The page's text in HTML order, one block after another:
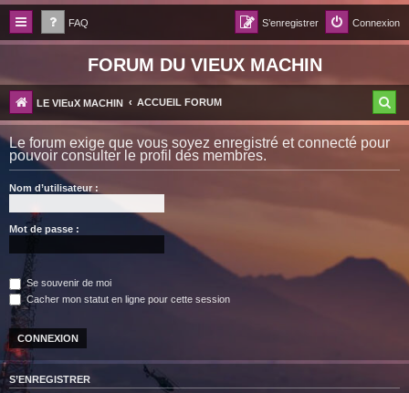
FAQ Connexion
S’enregistrer
FORUM DU VIEUX MACHIN
LE VIEuX MACHIN ACCUEIL FORUM
e
h
Le forum exige que vous soyez enregistré et connecté pour
pouvoir consulter le profil des membres.
Nom d’utilisateur :
Mot de passe :
Se souvenir de moi
Cacher mon statut en ligne pour cette session
S’ENREGISTRER